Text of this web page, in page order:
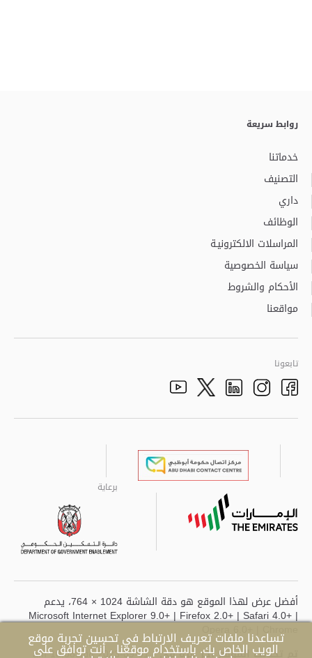
روابط سريعة
خدماتنا
التصنيف
داري
الوظائف
المراسلات الالكترونيـة
سياسة الخصوصية
الأحكام والشروط
مواقعنا
تابعونا
Facebook
Instagramالذهاب الى تم
Twitter
Youtube
برعاية برعاية
برعاية
أفضل عرض لهذا الموقع هو دقة الشاشة 1024 × 764، يدعم
Microsoft Internet Explorer 9.0+ | Firefox 2.0+ | Safari 4.0+ |
Opera 6.0+ | Chrome
تساعدنا ملفات تعريف الارتباط في تحسين تجربة موقع
الويب الخاص بك. باستخدام موقعنا ، أنت توافق على